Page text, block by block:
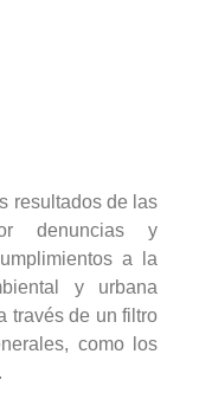
resultados de las
denuncias y
a la
y urbana
través de un filtro
como los